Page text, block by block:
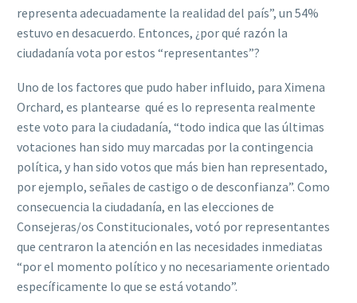
representa adecuadamente la realidad del país”, un 54%
estuvo en desacuerdo. Entonces, ¿por qué razón la
ciudadanía vota por estos “representantes”?
Uno de los factores que pudo haber influido, para Ximena
Orchard, es plantearse qué es lo representa realmente
este voto para la ciudadanía, “todo indica que las últimas
votaciones han sido muy marcadas por la contingencia
política, y han sido votos que más bien han representado,
por ejemplo, señales de castigo o de desconfianza”. Como
consecuencia la ciudadanía, en las elecciones de
Consejeras/os Constitucionales, votó por representantes
que centraron la atención en las necesidades inmediatas
“por el momento político y no necesariamente orientado
específicamente lo que se está votando”.